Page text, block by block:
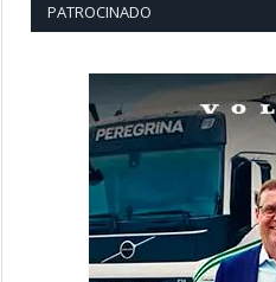
PATROCINADO